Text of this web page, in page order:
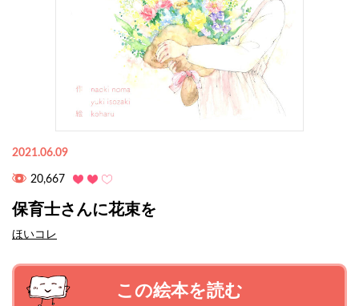
2021.06.09
20,667
保育士さんに花束を
ほいコレ
この絵本を読む